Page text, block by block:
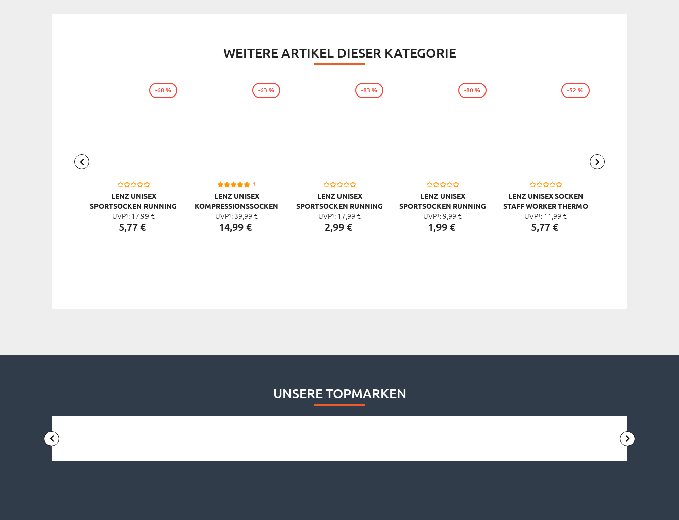
WEITERE ARTIKEL DIESER KATEGORIE
LENZ UNISEX
SPORTSOCKEN RUNNING
4.0
UVP¹: 17, 99 €
5,77 €
-68 %
1
LENZ UNISEX
KOMPRESSIONSSOCKEN
3.0 MERINO
UVP¹: 39, 99 €
14,99€
-63 %
LENZ UNISEX
SPORTSOCKEN RUNNING
4.0, WEISS
UVP¹: 17, 99 €
2,99 €
-83 %
LENZ UNISEX
SPORTSOCKEN RUNNING
1.0, WEISS
UVP¹: 9, 99 €
1,99 €
-80 %
LENZ UNISEX SOCKEN
STAFF WORKER THERMO
PRO 2 PACK
UVP¹: 11, 99 €
5,77 €
-52 %
UNSERE TOPMARKEN